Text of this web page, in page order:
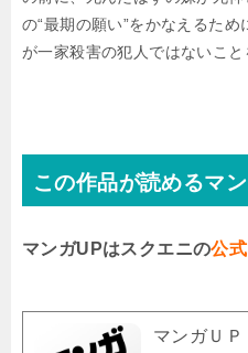
の“最期の願い”をかなえるた
が一家殺害の犯人ではないこ
この作品が読めるマ
マンガUPはスクエニの公式
マンガＵＰ